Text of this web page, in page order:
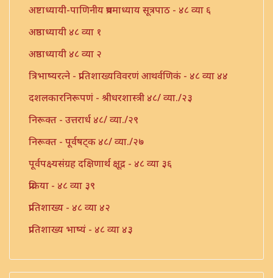
अष्टाध्यायी-पाणिनीय प्रथमाध्याय सूत्रपाठ - ४८ व्या ६
अष्ठाध्यायी ४८ व्या १
अष्ठाध्यायी ४८ व्या २
त्रिभाष्यरत्ने - प्रातिशाख्यविवरणं आथर्वणिकं - ४८ व्या ४४
दशलकारनिरूपणं - श्रीधरशास्त्री ४८/ व्या./२३
निरूक्त - उत्तरार्ध ४८/ व्या./२९
निरूक्त - पूर्वषट्क ४८/ व्या./२७
पूर्वपक्ष्यसंग्रह दक्षिणार्थ क्षूद्र - ४८ व्या ३६
प्रक्रिया - ४८ व्या ३९
प्रातिशाख्य - ४८ व्या ४२
प्रातिशाख्य भाष्यं - ४८ व्या ४३
प्रौढमनोरमा ४८ व्या ४६